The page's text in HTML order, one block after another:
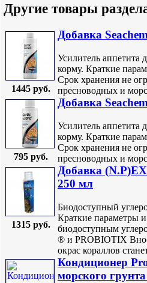
Другие товары
1445 руб.
Добавка
Усилитель аппетита
корму. Краткие
Срок хранения не
пресноводных и
795 руб.
Добавка
Усилитель аппетита
корму. Краткие
Срок хранения не
пресноводных и
1315 руб.
Добавка
250 мл
Биодоступный
Краткие параметры
биодоступным
® и PROBIOTIX
окрас кораллов
Кондиционер
морского